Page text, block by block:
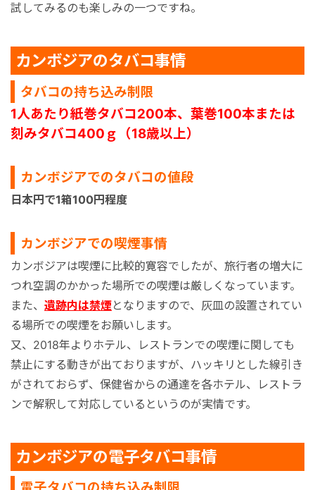
試してみるのも楽しみの一つですね。
カンボジアのタバコ事情
タバコの持ち込み制限
1人あたり紙巻タバコ200本、葉巻100本または
刻みタバコ400ｇ（18歳以上）
カンボジアでのタバコの値段
日本円で1箱100円程度
カンボジアでの喫煙事情
カンボジアは喫煙に比較的寛容でしたが、旅行者の増大に
つれ空調のかかった場所での喫煙は厳しくなっています。
また、 遺跡内は禁煙となりますので、灰皿の設置されてい
る場所での喫煙をお願いします。
又、2018年よりホテル、レストランでの喫煙に関しても
禁止にする動きが出ておりますが、ハッキリとした線引き
がされておらず、保健省からの通達を各ホテル、レストラ
ンで解釈して対応しているというのが実情です。
カンボジアの電子タバコ事情